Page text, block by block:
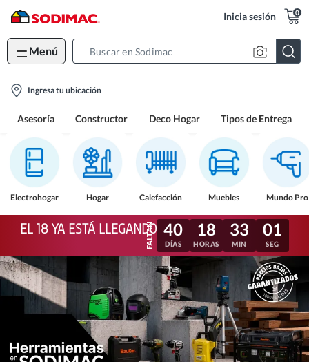
Inicia sesión 0
Menú
location-
Ingresa tu ubicación
Asesoría Constructor Deco Hogar Tipos de Entrega
Electrohogar Hogar Calefacción Muebles Mundo Pro
EL 18 YA ESTÁ LLEGANDO 40
DÍAS
18
HORAS
32
MIN
59
SEG